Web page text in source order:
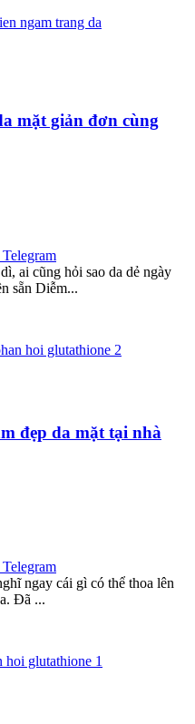
mặt giản đơn cùng
Telegram
ai cũng hỏi sao da dẻ ngày
sẵn Diễm...
đẹp da mặt tại nhà
Telegram
ngay cái gì có thể thoa lên
Đã ...